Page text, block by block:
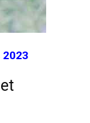
2023